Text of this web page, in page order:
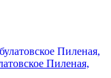
Пиленая,